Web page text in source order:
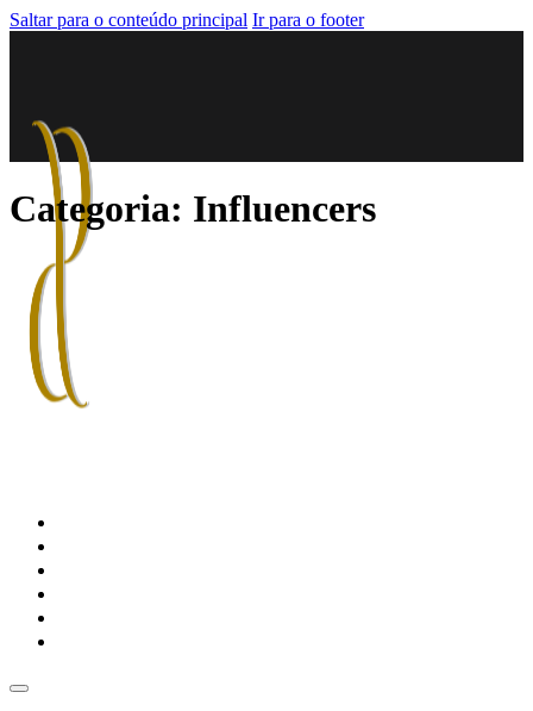
Saltar para o conteúdo principal Ir para o footer
Categoria: Influencers